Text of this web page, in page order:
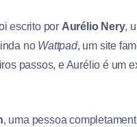
escrito por Aurélio Nery,
no Wattpad, um site
passos, e Aurélio é um
, uma pessoa